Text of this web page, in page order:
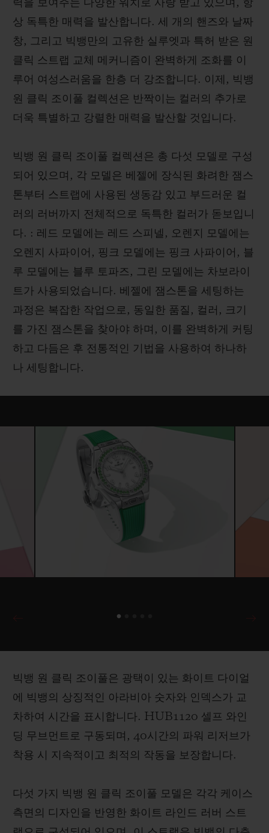
력을 보여주는 다양한 워치로 사랑 받고 있으며, 항
상 독특한 매력을 발산합니다. 세 개의 핸즈와 날짜
창, 그리고 빅뱅만의 고유한 실루엣과 특허 받은 원
클릭 스트랩 교체 메커니즘이 완벽하게 조화를 이
루어 여성스러움을 한층 더 강조합니다. 이제, 빅뱅
원 클릭 조이풀 컬렉션은 반짝이는 컬러의 추가로
더욱 특별하고 강렬한 매력을 발산할 것입니다.
빅뱅 원 클릭 조이풀 컬렉션은 총 다섯 모델로 구성
되어 있으며, 각 모델은 베젤에 장식된 화려한 잼스
톤부터 스트랩에 사용된 생동감 있고 부드러운 컬
러의 러버까지 전체적으로 독특한 컬러가 돋보입니
다. : 레드 모델에는 레드 스피넬, 오렌지 모델에는
오렌지 사파이어, 핑크 모델에는 핑크 사파이어, 블
루 모델에는 블루 토파즈, 그린 모델에는 차보라이
트가 사용되었습니다. 베젤에 잼스톤을 세팅하는
과정은 복잡한 작업으로, 동일한 품질, 컬러, 크기
를 가진 잼스톤을 찾아야 하며, 이를 완벽하게 커팅
하고 다듬은 후 전통적인 기법을 사용하여 하나하
나 세팅합니다.
빅뱅 원 클릭 조이풀은 광택이 있는 화이트 다이얼
에 빅뱅의 상징적인 아라비아 숫자와 인덱스가 교
차하여 시간을 표시합니다. HUB1120 셀프 와인
딩 무브먼트로 구동되며, 40시간의 파워 리저브가
착용 시 지속적이고 최적의 작동을 보장합니다.
다섯 가지 빅뱅 원 클릭 조이풀 모델은 각각 케이스
측면의 디자인을 반영한 화이트 라인드 러버 스트